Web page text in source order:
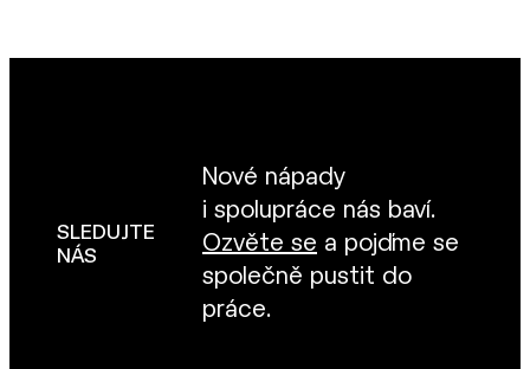
SLEDUJTE
NÁS
Nové nápady
i spolupráce nás baví.
Ozvěte se a pojďme se
společně pustit do
práce.